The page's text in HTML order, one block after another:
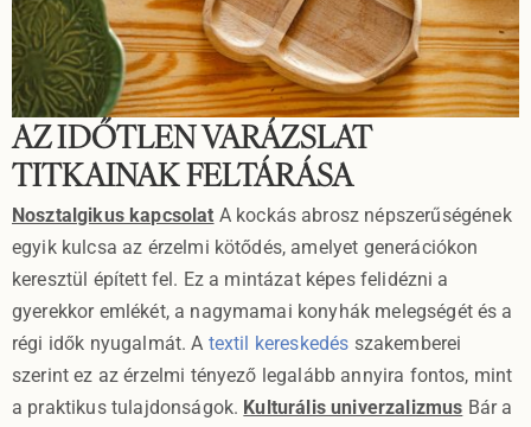
AZ IDŐTLEN VARÁZSLAT
TITKAINAK FELTÁRÁSA
Nosztalgikus kapcsolat A kockás abrosz népszerűségének
egyik kulcsa az érzelmi kötődés, amelyet generációkon
keresztül épített fel. Ez a mintázat képes felidézni a
gyerekkor emlékét, a nagymamai konyhák melegségét és a
régi idők nyugalmát. A textil kereskedés szakemberei
szerint ez az érzelmi tényező legalább annyira fontos, mint
a praktikus tulajdonságok. Kulturális univerzalizmus Bár a